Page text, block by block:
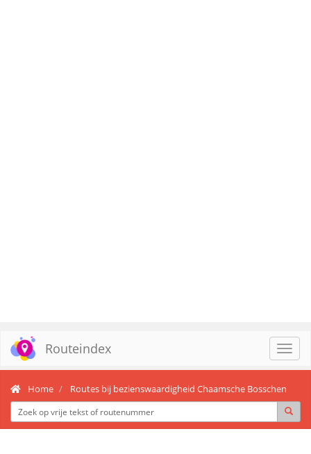
Routeindex
Home Routes bij bezienswaardigheid Chaamsche Bosschen